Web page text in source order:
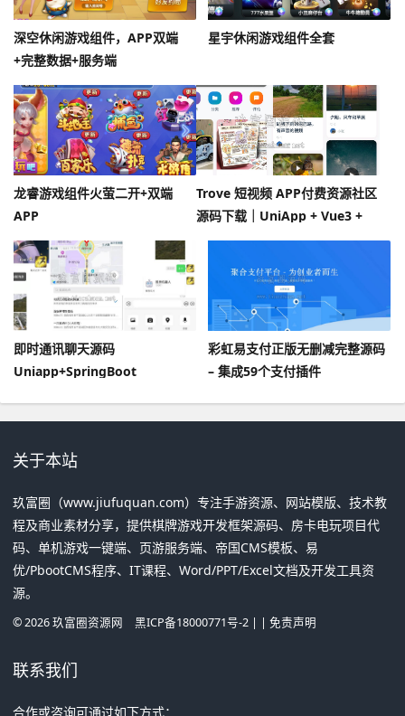
深空休闲游戏组件，APP双端
+完整数据+服务端
星宇休闲游戏组件全套
龙睿游戏组件火萤二开+双端
APP
Trove 短视频 APP付费资源社区
源码下载｜UniApp + Vue3 +
RuleApiV2｜支持 AI 大模型
即时通讯聊天源码
Uniapp+SpringBoot
彩虹易支付正版无删减完整源码
– 集成59个支付插件
关于本站
玖富圈（www.jiufuquan.com）专注手游资源、网站模版、技术教
程及商业素材分享，提供棋牌游戏开发框架源码、房卡电玩项目代
码、单机游戏一键端、页游服务端、帝国CMS模板、易
优/PbootCMS程序、IT课程、Word/PPT/Excel文档及开发工具资
源。
©2026玖富圈资源网 黑ICP备18000771号-2| | 免责声明
联系我们
合作或咨询可通过如下方式：